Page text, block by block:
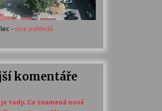
7. 2026
7. 2026
6. 2026
-více pohledů
komentáře
tady. Co znamená nové